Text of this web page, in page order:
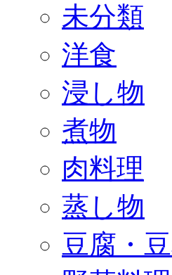
未分類
洋食
浸し物
煮物
肉料理
蒸し物
豆腐・